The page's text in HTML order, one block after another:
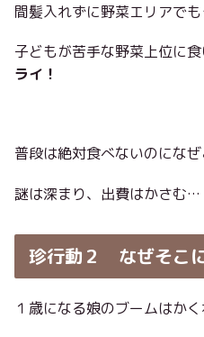
間髪入れずに野菜エリアで
子どもが苦手な野菜上位に
ライ！
普段は絶対食べないのにな
謎は深まり、出費はかさむ…
珍行動２ なぜそこ
１歳になる娘のブームはか